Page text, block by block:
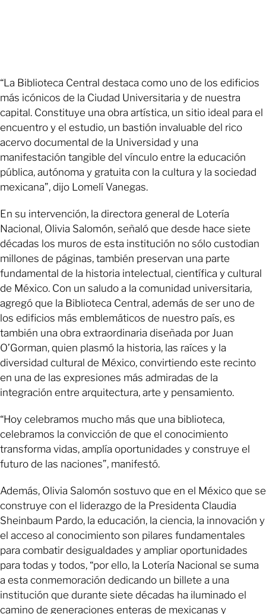
“La Biblioteca Central destaca como uno de los edificios
más icónicos de la Ciudad Universitaria y de nuestra
capital. Constituye una obra artística, un sitio ideal para el
encuentro y el estudio, un bastión invaluable del rico
acervo documental de la Universidad y una
manifestación tangible del vínculo entre la educación
pública, autónoma y gratuita con la cultura y la sociedad
mexicana”, dijo Lomelí Vanegas.
En su intervención, la directora general de Lotería
Nacional, Olivia Salomón, señaló que desde hace siete
décadas los muros de esta institución no sólo custodian
millones de páginas, también preservan una parte
fundamental de la historia intelectual, científica y cultural
de México. Con un saludo a la comunidad universitaria,
agregó que la Biblioteca Central, además de ser uno de
los edificios más emblemáticos de nuestro país, es
también una obra extraordinaria diseñada por Juan
O’Gorman, quien plasmó la historia, las raíces y la
diversidad cultural de México, convirtiendo este recinto
en una de las expresiones más admiradas de la
integración entre arquitectura, arte y pensamiento.
“Hoy celebramos mucho más que una biblioteca,
celebramos la convicción de que el conocimiento
transforma vidas, amplía oportunidades y construye el
futuro de las naciones”, manifestó.
Además, Olivia Salomón sostuvo que en el México que se
construye con el liderazgo de la Presidenta Claudia
Sheinbaum Pardo, la educación, la ciencia, la innovación y
el acceso al conocimiento son pilares fundamentales
para combatir desigualdades y ampliar oportunidades
para todas y todos, “por ello, la Lotería Nacional se suma
a esta conmemoración dedicando un billete a una
institución que durante siete décadas ha iluminado el
camino de generaciones enteras de mexicanas y